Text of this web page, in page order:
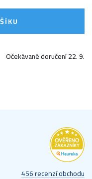
Očekávané doručení 22. 9.
456 recenzí obchodu